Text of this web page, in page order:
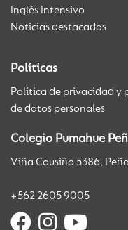
Inglés Intensivo
Noticias destacadas
Políticas
Política de privacidad y
de datos personales
Colegio Pumahue
Viña Cousiño 5386,
+562 2605 9005